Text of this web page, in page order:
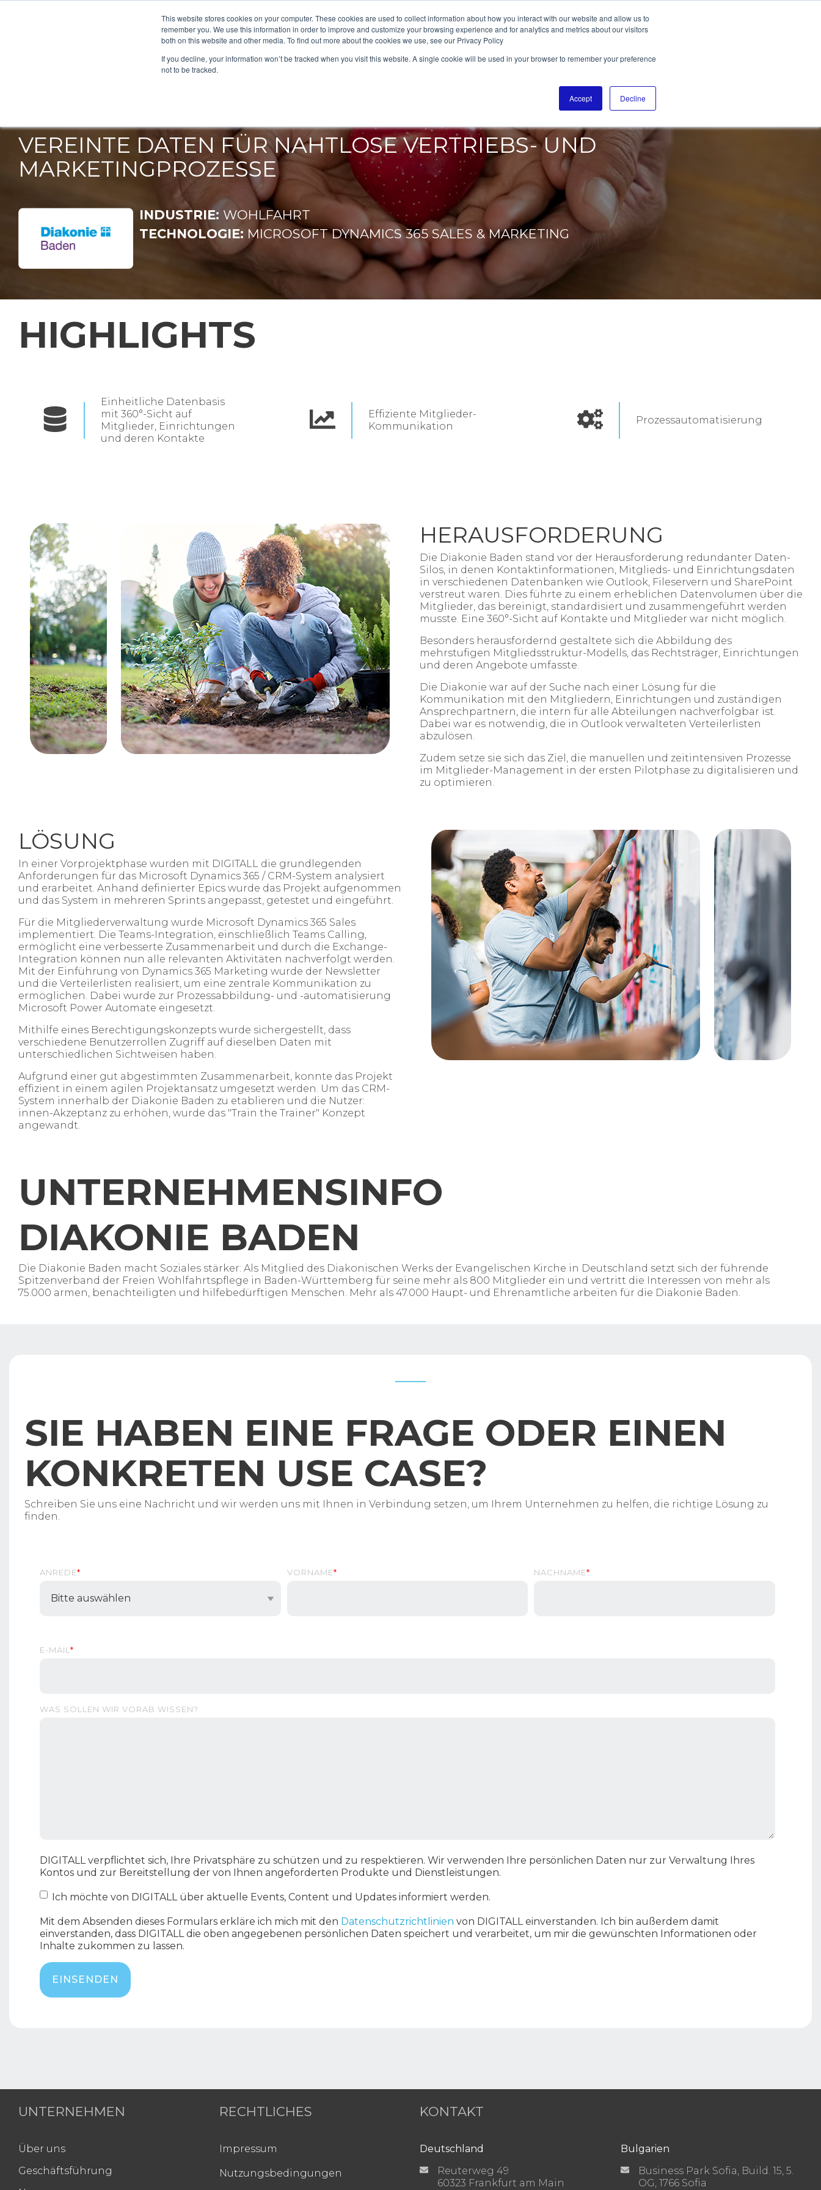
This website stores cookies on your computer. These cookies are used to collect information about how you interact with our website and allow us to
remember you. We use this information in order to improve and customize your browsing experience and for analytics and metrics about our visitors
both on this website and other media. To find out more about the cookies we use, see our Privacy Policy
If you decline, your information won’t be tracked when you visit this website. A single cookie will be used in your browser to remember your preference
not to be tracked.
Accept Decline
DIAKONIE BADEN
VEREINTE DATEN FÜR NAHTLOSEVERTRIEBS- UND
MARKETINGPROZESSE
INDUSTRIE: WOHLFAHRT
TECHNOLOGIE: MICROSOFTDYNAMICS 365 SALES & MARKETING
HIGHLIGHTS
Einheitliche Datenbasis
mit 360°-Sicht auf
Mitglieder, Einrichtungen
und deren Kontakte
Effiziente Mitglieder-
Kommunikation
Prozessautomatisierung
HERAUSFORDERUNG
Die Diakonie Baden stand vor der Herausforderung redundanter Daten-
Silos, in denen Kontaktinformationen, Mitglieds- und Einrichtungsdaten
in verschiedenen Datenbanken wie Outlook, Fileservern und SharePoint
verstreut waren. Dies führte zu einem erheblichen Datenvolumen über die
Mitglieder, das bereinigt, standardisiert und zusammengeführt werden
musste. Eine 360°-Sicht auf Kontakte und Mitglieder war nicht möglich.​
Besonders herausfordernd gestaltete sich die Abbildung des
mehrstufigen Mitgliedsstruktur-Modells, das Rechtsträger, Einrichtungen
und deren Angebote umfasste. ​
Die Diakonie war auf der Suche nach einer Lösung für die
Kommunikation mit den Mitgliedern, Einrichtungen und zuständigen
Ansprechpartnern, die intern für alle Abteilungen nachverfolgbar ist.
Dabei war es notwendig, die in Outlook verwalteten Verteilerlisten
abzulösen. ​
Zudem setze sie sich das Ziel, die manuellen und zeitintensiven Prozesse
im Mitglieder-Management in der ersten Pilotphase zu digitalisieren und
zu optimieren. ​
LÖSUNG
In einer Vorprojektphase wurden mit DIGITALL die grundlegenden
Anforderungen für das Microsoft Dynamics 365 / CRM-System analysiert
und erarbeitet. Anhand definierter Epics wurde das Projekt aufgenommen
und das System in mehreren Sprints angepasst, getestet und eingeführt.​
Für die Mitgliederverwaltung wurde Microsoft Dynamics 365 Sales
implementiert. Die Teams-Integration, einschließlich Teams Calling,
ermöglicht eine verbesserte Zusammenarbeit und durch die Exchange-
Integration können nun alle relevanten Aktivitäten nachverfolgt werden.
Mit der Einführung von Dynamics 365 Marketing wurde der Newsletter
und die Verteilerlisten realisiert, um eine zentrale Kommunikation zu
ermöglichen. Dabei wurde zur Prozessabbildung- und -automatisierung
Microsoft Power Automate eingesetzt.​
Mithilfe eines Berechtigungskonzepts wurde sichergestellt, dass
verschiedene Benutzerrollen Zugriff auf dieselben Daten mit
unterschiedlichen Sichtweisen haben.​
Aufgrund einer gut abgestimmten Zusammenarbeit, konnte das Projekt
effizient in einem agilen Projektansatz umgesetzt werden. Um das CRM-
System innerhalb der Diakonie Baden zu etablieren und die Nutzer:
innen-Akzeptanz zu erhöhen, wurde das "Train the Trainer" Konzept
angewandt. ​
UNTERNEHMENSINFO
DIAKONIE BADEN
Die Diakonie Baden macht Soziales stärker: Als Mitglied des Diakonischen Werks der Evangelischen Kirche in Deutschland setzt sich der führende
Spitzenverband der Freien Wohlfahrtspflege in Baden-Württemberg für seine mehr als 800 Mitglieder ein und vertritt die Interessen von mehr als
75.000 armen benachteiligten und hilfebedürftigen Menschen. Mehr als 47.000 Haupt- und Ehrenamtliche arbeiten für die Diakonie Baden.
SIE HABEN EINE FRAGE ODER EINEN
KONKRETEN USE CASE?
Schreiben Sie uns eine Nachricht und wir werden uns mit Ihnen in Verbindung setzen, um Ihrem Unternehmen zu helfen, die richtige Lösung zu
finden.
ANREDE* VORNAME* NACHNAME*
E-MAIL *
WAS SOLLEN WIR VORAB WISSEN?
DIGITALL verpflichtet sich, Ihre Privatsphäre zu schützen und zu respektieren. Wir verwenden Ihre persönlichen Daten nur zur Verwaltung Ihres
Kontos und zur Bereitstellung der von Ihnen angeforderten Produkte und Dienstleistungen.
Ich möchte von DIGITALL über aktuelle Events, Content und Updates informiert werden.
Mit dem Absenden dieses Formulars erkläre ich mich mit den Datenschutzrichtlinien von DIGITALL einverstanden. Ich bin außerdem damit
einverstanden, dass DIGITALL die oben angegebenen persönlichen Daten speichert und verarbeitet, um mir die gewünschten Informationen oder
Inhalte zukommen zu lassen.
UNTERNEHMEN
Über uns
Geschäftsführung
RECHTLICHES
Impressum
Nutzungsbedingungen
KONTAKT
Deutschland
Reuterweg 49
60323 Frankfurt am Main
Bulgarien
Business Park Sofia, Build. 15, 5.
OG, 1766 Sofia